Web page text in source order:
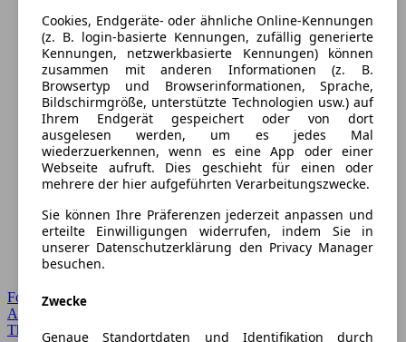
Forum Startseite
Alle Auto-Foren
Themen-Forum
Cookies, Endgeräte- oder ähnliche Online-Kennungen
(z. B. login-basierte Kennungen, zufällig generierte
Kennungen, netzwerkbasierte Kennungen) können
zusammen mit anderen Informationen (z. B.
Browsertyp und Browserinformationen, Sprache,
Bildschirmgröße, unterstützte Technologien usw.) auf
Ihrem Endgerät gespeichert oder von dort
ausgelesen werden, um es jedes Mal
wiederzuerkennen, wenn es eine App oder einer
Webseite aufruft. Dies geschieht für einen oder
mehrere der hier aufgeführten Verarbeitungszwecke.
Sie können Ihre Präferenzen jederzeit anpassen und
erteilte Einwilligungen widerrufen, indem Sie in
unserer Datenschutzerklärung den Privacy Manager
besuchen.
Zwecke
Genaue Standortdaten und Identifikation durch